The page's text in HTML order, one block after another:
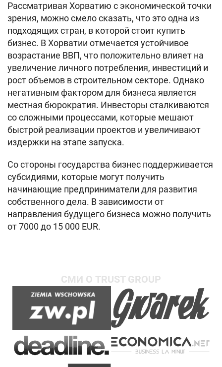
Рассматривая Хорватию с экономической точки
зрения, можно смело сказать, что это одна из
подходящих стран, в которой стоит купить
бизнес. В Хорватии отмечается устойчивое
возрастание ВВП, что положительно влияет на
увеличение личного потребления, инвестиций и
рост объемов в строительном секторе. Однако
негативным фактором для бизнеса является
местная бюрократия. Инвесторы сталкиваются
со сложными процессами, которые мешают
быстрой реализации проектов и увеличивают
издержки на этапе запуска.
Со стороны государства бизнес поддерживается
субсидиями, которые могут получить
начинающие предприниматели для развития
собственного дела. В зависимости от
направления будущего бизнеса можно получить
от 7000 до 15 000 EUR.
СМИ О TRUST GROUP